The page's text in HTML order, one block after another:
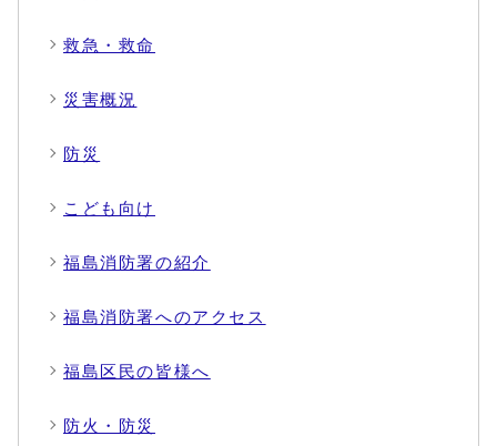
救急・救命
災害概況
防災
こども向け
福島消防署の紹介
福島消防署へのアクセス
福島区民の皆様へ
防火・防災